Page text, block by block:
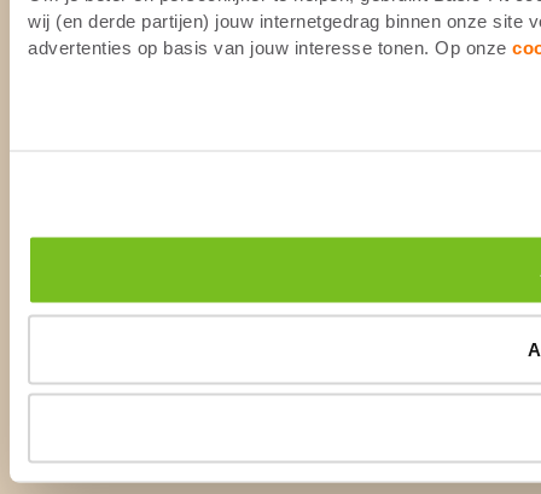
wij (en derde partijen) jouw internetgedrag binnen onze site
advertenties op basis van jouw interesse tonen. Op onze